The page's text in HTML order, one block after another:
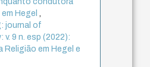
Hegel
journal of
v. 9 n. esp (2022):
Religião em Hegel e